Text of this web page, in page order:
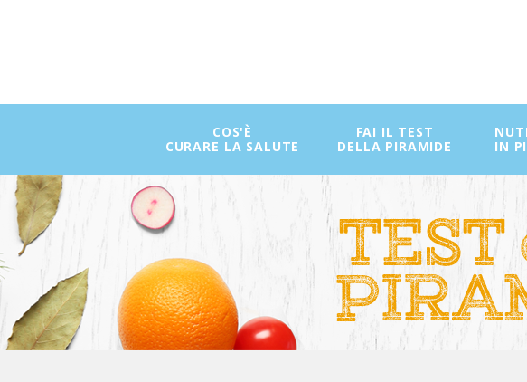
COS'È
CURARE LA SALUTE
FAI IL TEST
DELLA PIRAMIDE
IN